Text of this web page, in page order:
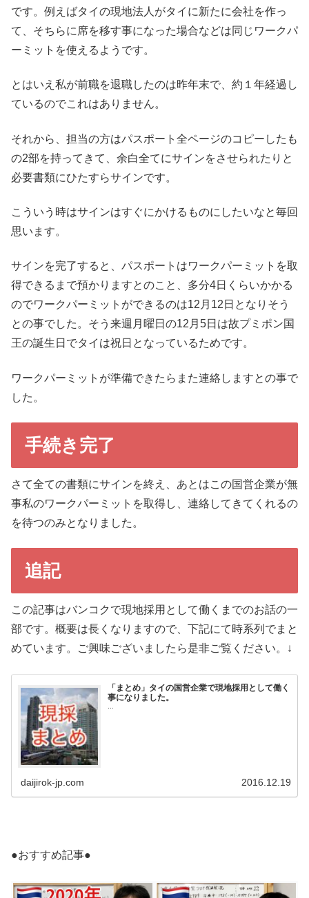
です。例えばタイの現地法人がタイに新たに会社を作っ
て、そちらに席を移す事になった場合などは同じワークパ
ーミットを使えるようです。
とはいえ私が前職を退職したのは昨年末で、約１年経過し
ているのでこれはありません。
それから、担当の方はパスポート全ページのコピーしたも
の2部を持ってきて、余白全てにサインをさせられたりと
必要書類にひたすらサインです。
こういう時はサインはすぐにかけるものにしたいなと毎回
思います。
サインを完了すると、パスポートはワークパーミットを取
得できるまで預かりますとのこと、多分4日くらいかかる
のでワークパーミットができるのは12月12日となりそう
との事でした。そう来週月曜日の12月5日は故プミポン国
王の誕生日でタイは祝日となっているためです。
ワークパーミットが準備できたらまた連絡しますとの事で
した。
手続き完了
さて全ての書類にサインを終え、あとはこの国営企業が無
事私のワークパーミットを取得し、連絡してきてくれるの
を待つのみとなりました。
追記
この記事はバンコクで現地採用として働くまでのお話の一
部です。概要は長くなりますので、下記にて時系列でまと
めています。ご興味ございましたら是非ご覧ください。↓
「まとめ」タイの国営企業で現地採用として働く
事になりました。
...
daijirok-jp.com 2016.12.19
●おすすめ記事●